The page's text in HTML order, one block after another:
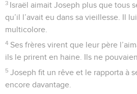
3 Israël aimait Joseph plus que tous
qu’il l’avait eu dans sa vieillesse. Il
multicolore.
4 Ses frères virent que leur père
ils le prirent en haine. Ils ne
5 Joseph fit un rêve et le rapporta à
encore davantage.